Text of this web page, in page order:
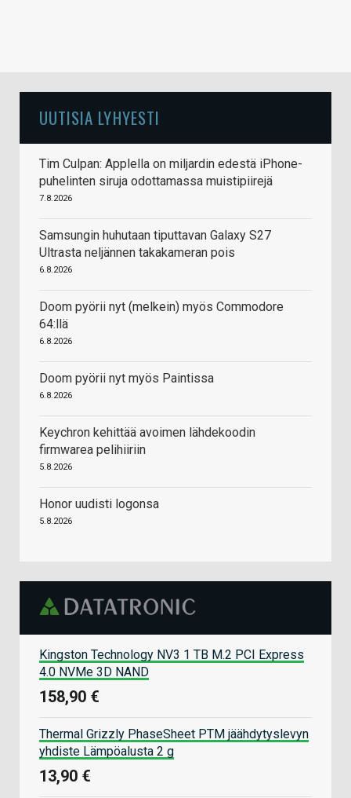
UUTISIA LYHYESTI
Tim Culpan: Applella on miljardin edestä iPhone-
puhelinten siruja odottamassa muistipiirejä
7.8.2026
Samsungin huhutaan tiputtavan Galaxy S27
Ultrasta neljännen takakameran pois
6.8.2026
Doom pyörii nyt (melkein) myös Commodore
64:llä
6.8.2026
Doom pyörii nyt myös Paintissa
6.8.2026
Keychron kehittää avoimen lähdekoodin
firmwarea pelihiiriin
5.8.2026
Honor uudisti logonsa
5.8.2026
Kingston Technology NV3 1 TB M.2 PCI Express
4.0 NVMe 3D NAND
158,90 €
Thermal Grizzly PhaseSheet PTM jäähdytyslevyn
yhdiste Lämpöalusta 2 g
13,90 €